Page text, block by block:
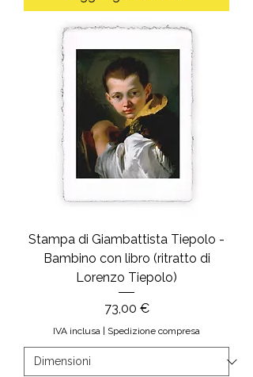
Stampa di Giambattista Tiepolo -
Bambino con libro (ritratto di
Lorenzo Tiepolo)
Prezzo
73,00 €
IVA inclusa Spedizione compresa